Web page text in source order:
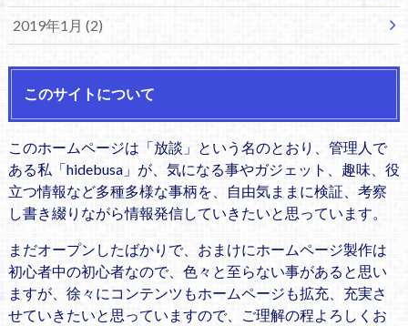
2019年1月 (2)
このサイトについて
このホームページは「放談」という名のとおり、管理人で
ある私「hidebusa」が、気になる事やガジェット、趣味、役
立つ情報など多種多様な事柄を、自由気ままに検証、考察
し書き綴りながら情報発信していきたいと思っています。
まだオープンしたばかりで、おまけにホームページ製作は
初心者中の初心者なので、色々と至らない事があると思い
ますが、徐々にコンテンツもホームページも拡充、充実さ
せていきたいと思っていますので、ご理解の程よろしくお